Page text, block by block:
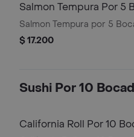
Salmon Tempura Por 5
Salmon Tempura por 5
$ 17.200
Sushi Por 10
California Roll Por 10